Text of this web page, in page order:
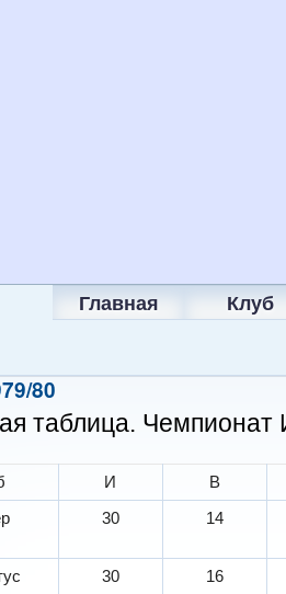
Главная Клуб
80
таблица.
И
В
30 14
30 16